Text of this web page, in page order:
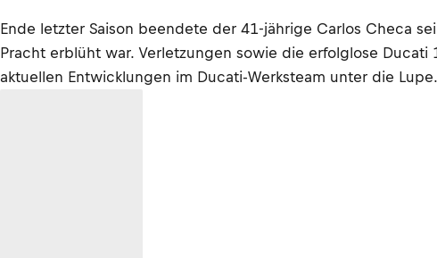
Ende letzter Saison beendete der 41-jährige Carlos Checa
Pracht erblüht war. Verletzungen sowie die erfolglose Ducati
aktuellen Entwicklungen im Ducati-Werksteam unter die Lupe.